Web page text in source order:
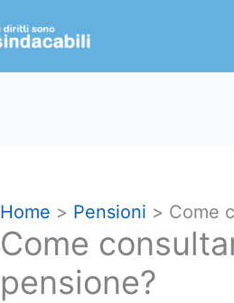
Home Pensioni Come
Come
pensione?